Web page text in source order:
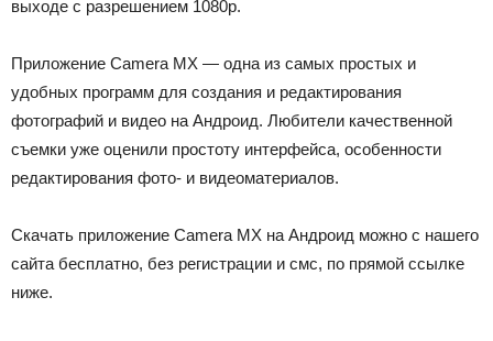
выходе с разрешением 1080р.
Приложение Camera MX — одна из самых простых и
удобных программ для создания и редактирования
фотографий и видео на Андроид. Любители качественной
съемки уже оценили простоту интерфейса, особенности
редактирования фото- и видеоматериалов.
Скачать приложение Camera MX на Андроид можно с нашего
сайта бесплатно, без регистрации и смс, по прямой ссылке
ниже.